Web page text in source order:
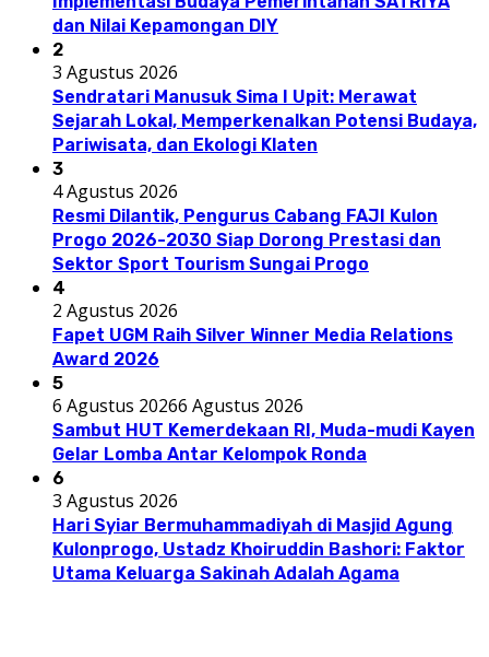
dan Nilai Kepamongan DIY
2
3 Agustus 2026
Sendratari Manusuk Sima I Upit: Merawat
Sejarah Lokal, Memperkenalkan Potensi Budaya,
Pariwisata, dan Ekologi Klaten
3
4 Agustus 2026
Resmi Dilantik, Pengurus Cabang FAJI Kulon
Progo 2026-2030 Siap Dorong Prestasi dan
Sektor Sport Tourism Sungai Progo
4
2 Agustus 2026
Fapet UGM Raih Silver Winner Media Relations
Award 2026
5
6 Agustus 20266 Agustus 2026
Sambut HUT Kemerdekaan RI, Muda-mudi Kayen
Gelar Lomba Antar Kelompok Ronda
6
3 Agustus 2026
Hari Syiar Bermuhammadiyah di Masjid Agung
Kulonprogo, Ustadz Khoiruddin Bashori: Faktor
Utama Keluarga Sakinah Adalah Agama